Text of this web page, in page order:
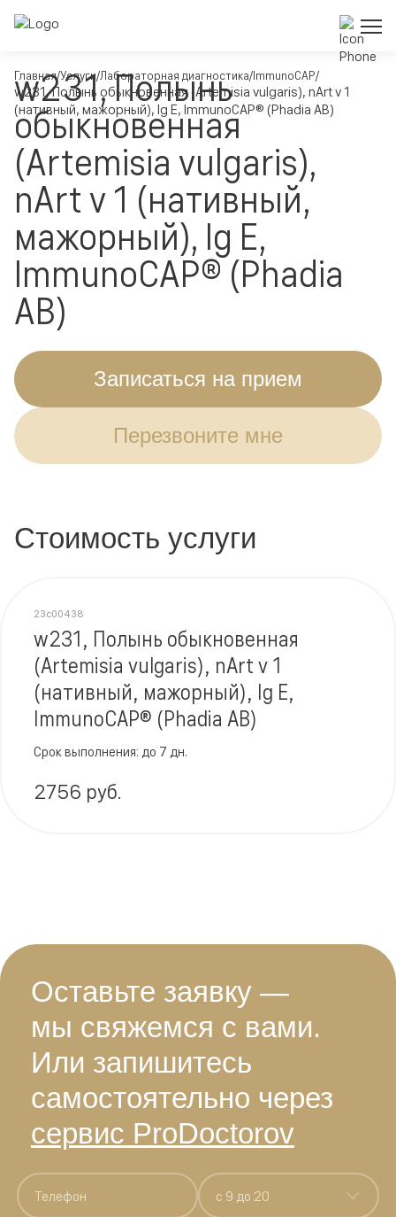
Главная Услуги Лабораторная диагностика ImmunoCAP
w231, Полынь обыкновенная (Artemisia vulgaris), nArt v 1
(нативный, мажорный), Ig E, ImmunoCAP® (Phadia AB)
w231, Полынь
обыкновенная
(Artemisia vulgaris),
nArt v 1 (нативный,
мажорный), Ig E,
ImmunoCAP® (Phadia
AB)
Записаться на прием
Перезвоните мне
Стоимость услуги
w231, Полынь обыкновенная
(Artemisia vulgaris), nArt v 1
(нативный, мажорный), Ig E,
ImmunoCAP® (Phadia AB)
23c00438
2756 руб.
Срок выполнения: до 7 дн.
Оставьте заявку —
мы свяжемся с вами.
Или запишитесь
самостоятельно через
сервис ProDoctorov
c 9 до 20